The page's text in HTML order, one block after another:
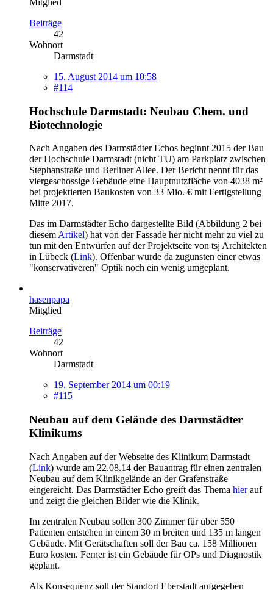
Beiträge
42
Wohnort
Darmstadt
15. August 2014 um 10:58
#114
Hochschule Darmstadt: Neubau Chem. und
Biotechnologie
Nach Angaben des Darmstädter Echos beginnt 2015 der Bau
der Hochschule Darmstadt (nicht TU) am Parkplatz zwischen
Stephanstraße und Berliner Allee. Der Bericht nennt für das
viergeschossige Gebäude eine Hauptnutzfläche von 4038 m²
bei projektierten Baukosten von 33 Mio. € mit Fertigstellung
Mitte 2017.
Das im Darmstädter Echo dargestellte Bild (Abbildung 2 bei
diesem Artikel) hat von der Fassade her nicht mehr zu viel zu
tun mit den Entwürfen auf der Projektseite von tsj Architekten
in Lübeck (Link). Offenbar wurde da zugunsten einer etwas
"konservativeren" Optik noch ein wenig umgeplant.
hasenpapa
Mitglied
Beiträge
42
Wohnort
Darmstadt
19. September 2014 um 00:19
#115
Neubau auf dem Gelände des Darmstädter
Klinikums
Nach Angaben auf der Webseite des Klinikum Darmstadt
(Link) wurde am 22.08.14 der Bauantrag für einen zentralen
Neubau auf dem Klinikgelände an der Grafenstraße
eingereicht. Das Darmstädter Echo greift das Thema hierauf
und zeigt die gleichen Bilder wie die Klinik.
Im zentralen Neubau sollen 300 Zimmer für über 550
Patienten entstehen in einem 30 m breiten und 135 m langen
Gebäude. Mit Gerätschaften soll der Bau ca. 158 Millionen
Euro kosten. Ferner ist ein Gebäude für OPs und Diagnostik
geplant.
Als Konsequenz soll der Standort Eberstadt aufgegeben